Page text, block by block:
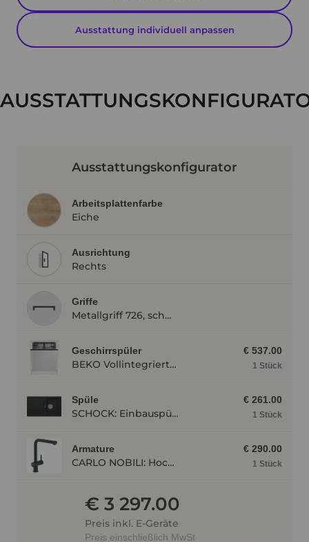
Ausstattung individuell anpassen
Ausstattungskonfigurator
Arbeitsplattenfarbe
Eiche
Ausrichtung
Rechts
Griffe
Metallgriff 726, schwarz
Geschirrspüler
BEKO Vollintegrierter Geschirrspüler BDIN14N22, 4 Programme BDIN14N22
€ 537.00
1 Stück
Spüle
SCHOCK: Einbauspüle Formhaus D-100, aus CRISTALITE®, Onyx 87324
€ 261.00
1 Stück
Armature
CARLO NOBILI: Hochdruck- Einhebelmischbatterie Live, Mischbatterie, Schwarz matt 17791
€ 290.00
1 Stück
€ 3 297.00
Preis inkl. E-Geräte
Preis einschließlich MwSt